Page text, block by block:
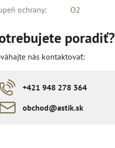
ochrany: O2
poradiť?
nás kontaktovať:
+421 948 278 364
obchod​​@astik​​.sk